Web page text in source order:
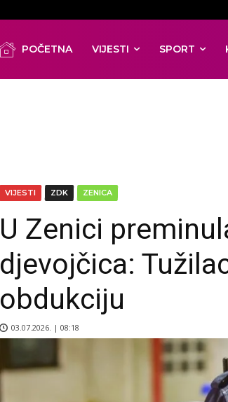
POČETNA VIJESTI SPORT
VIJESTI ZDK ZENICA
U Zenici
djevojčica:
obdukciju
03.07.2026. | 08:18